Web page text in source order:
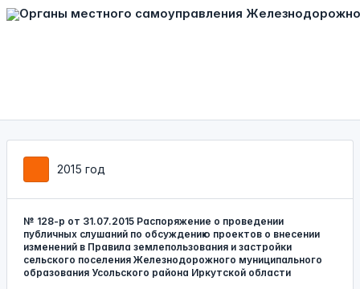
2015 год
№ 128-р от 31.07.2015 Распоряжение о проведении
публичных слушаний по обсуждению проектов о внесении
изменений в Правила землепользования и застройки
сельского поселения Железнодорожного муниципального
образования Усольского района Иркутской области